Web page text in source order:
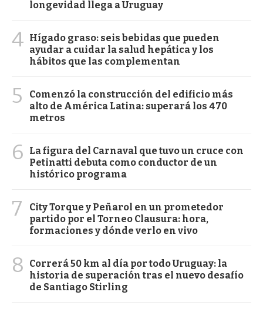
longevidad llega a Uruguay
4 Hígado graso: seis bebidas que pueden
ayudar a cuidar la salud hepática y los
hábitos que las complementan
5
Comenzó la construcción del edificio más
alto de América Latina: superará los 470
metros
6
La figura del Carnaval que tuvo un cruce con
Petinatti debuta como conductor de un
histórico programa
7
City Torque y Peñarol en un prometedor
partido por el Torneo Clausura: hora,
formaciones y dónde verlo en vivo
8
Correrá 50 km al día por todo Uruguay: la
historia de superación tras el nuevo desafío
de Santiago Stirling